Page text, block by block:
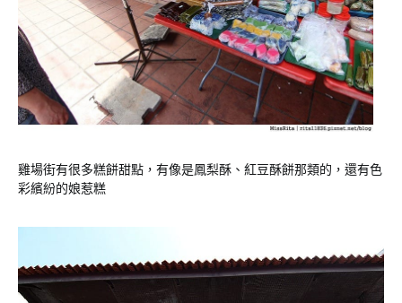
雞場街有很多糕餅甜點，有像是鳳梨酥、紅豆酥餅那類的，還有色
彩繽紛的娘惹糕